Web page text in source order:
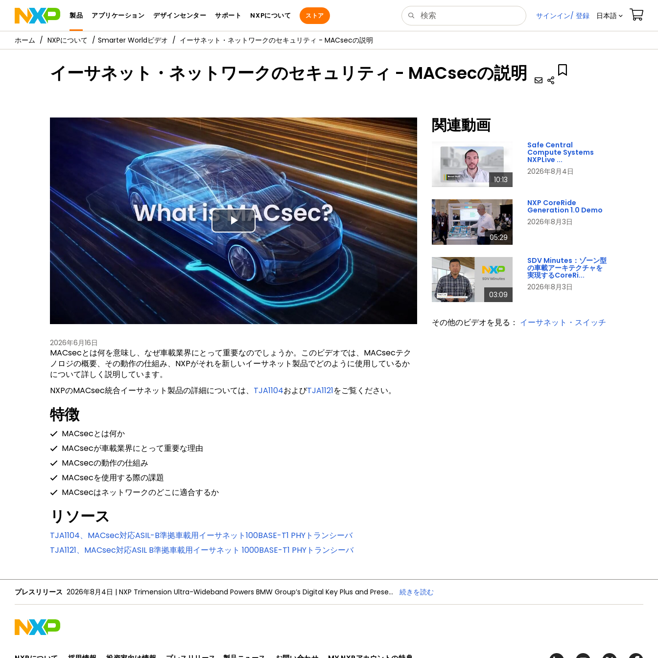
製品 アプリケーション デザインセンター サポート NXPについて ストア サインイン/ 登録 日本語
NXPについて Smarter Worldビデオ イーサネット・ネットワークのセキュリティ - MACsecの説明
イーサネット・ネットワークのセキュリティ - MACsecの説明
Play
Video
2026年6月16日
MACsecとは何を意味し、なぜ車載業界にとって重要なのでしょうか。このビデオでは、MACsecテク
ノロジの概要、その動作の仕組み、NXPがそれを新しいイーサネット製品でどのように使用しているか
について詳しく説明しています。
NXPのMACsec統合イーサネット製品の詳細については、 TJA1104およびTJA1121をご覧ください。
特徴
MACsecとは何か
MACsecが車載業界にとって重要な理由
MACsecの動作の仕組み
MACsecを使用する際の課題
MACsecはネットワークのどこに適合するか
リソース
TJA1104、MACsec対応ASIL-B準拠車載用イーサネット100BASE-T1 PHYトランシーバ
TJA1121、MACsec対応ASIL B準拠車載用イーサネット 1000BASE-T1 PHYトランシーバ
関連動画
10:13
Safe Central
Compute Systems
NXPLive ...
2026年8月4日
05:29
NXP CoreRide
Generation 1.0 Demo
2026年8月3日
03:09
SDV Minutes：ゾーン型
の車載アーキテクチャを
実現するCoreRi...
2026年8月3日
その他のビデオを見る： イーサネット・スイッチ
プレスリリース 2026年8月4日 | NXP Trimension Ultra-Wideband Powers BMW Group’s Digital Key Plus and Presence Detection 続きを読む